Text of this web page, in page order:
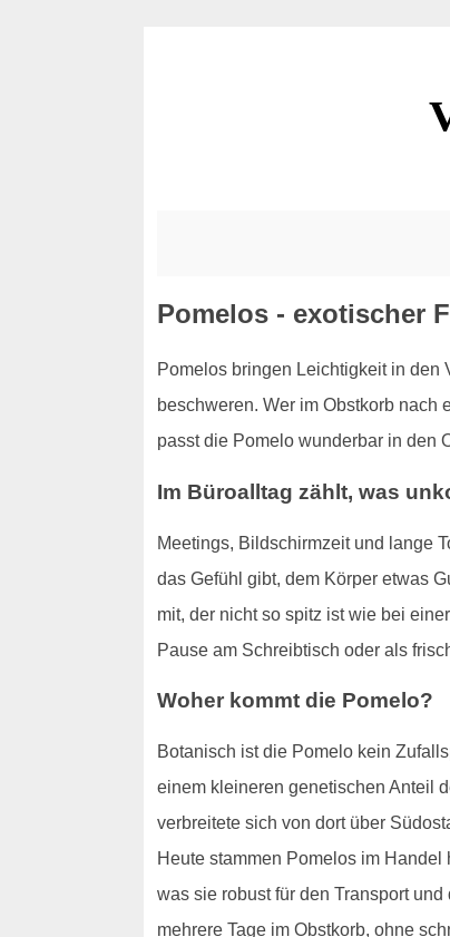
Pomelos - exotischer
Pomelos bringen Leichtigkeit in
beschweren. Wer im Obstkorb nach
passt die Pomelo wunderbar in den
Im Büroalltag zählt, was
Meetings, Bildschirmzeit und lange
das Gefühl gibt, dem Körper etwas
mit, der nicht so spitz ist wie bei
Pause am Schreibtisch oder als
Woher kommt die Pomelo?
Botanisch ist die Pomelo kein
einem kleineren genetischen Anteil
verbreitete sich von dort über
Heute stammen Pomelos im
was sie robust für den Transport
mehrere Tage im Obstkorb, ohne